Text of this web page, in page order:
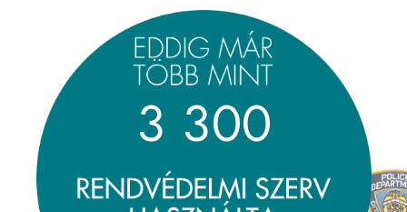
3 300